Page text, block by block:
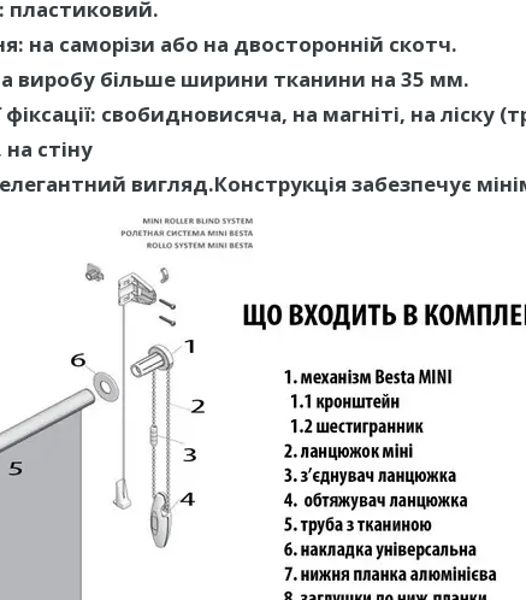
пластиковий.
на саморізи або на двосторонній скотч.
виробу більше ширини тканини на 35 мм.
свобидновисяча, на магніті, на ліску
стіну
вигляд.Конструкція забезпечує